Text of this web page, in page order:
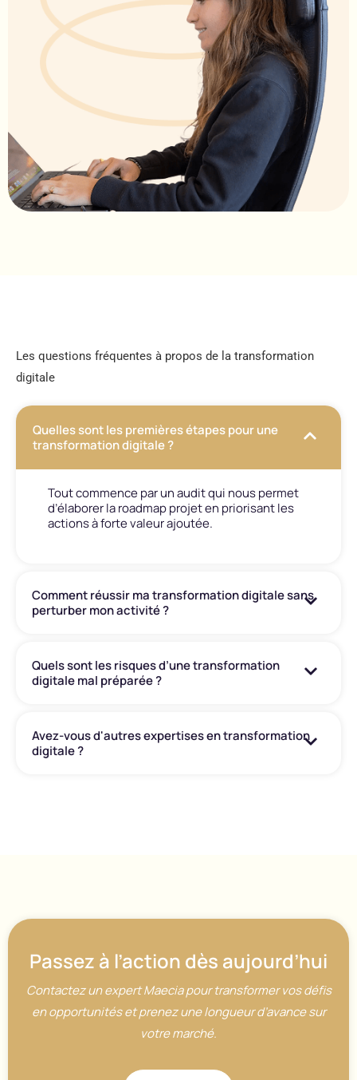
Les questions fréquentes à propos de la transformation
digitale
Quelles sont les premières étapes pour une
transformation digitale ?
Tout commence par un audit qui nous permet
d’élaborer la roadmap projet en priorisant les
actions à forte valeur ajoutée.
Comment réussir ma transformation digitale sans
perturber mon activité ?
Quels sont les risques d’une transformation
digitale mal préparée ?
Avez-vous d'autres expertises en transformation
digitale ?
Passez à l’action dès aujourd’hui
Contactez un expert Maecia pour transformer vos défis
en opportunités et prenez une longueur d’avance sur
votre marché.